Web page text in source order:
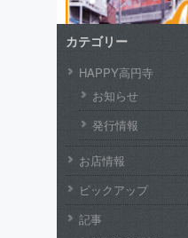
カテゴリー
HAPPY高円寺
お知らせ
発行情報
お店情報
ピックアップ
記事